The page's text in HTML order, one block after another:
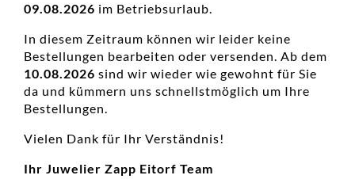
Damenohrschmuck, Diamanten, Diamantschmuck, Edelstahl,
Neuheiten, Ohrstecker
Ohrstecker Einsteiner Titan Bicolor
inkl. 19 % MwSt.
zzgl.Versandkosten
09.08.2026 im Betriebsurlaub.
In diesem Zeitraum können wir leider keine
Bestellungen bearbeiten oder versenden. Ab dem
10.08.2026 sind wir wieder wie gewohnt für Sie
da und kümmern uns schnellstmöglich um Ihre
Bestellungen.
Vielen Dank für Ihr Verständnis!
Ihr Juwelier Zapp Eitorf Team